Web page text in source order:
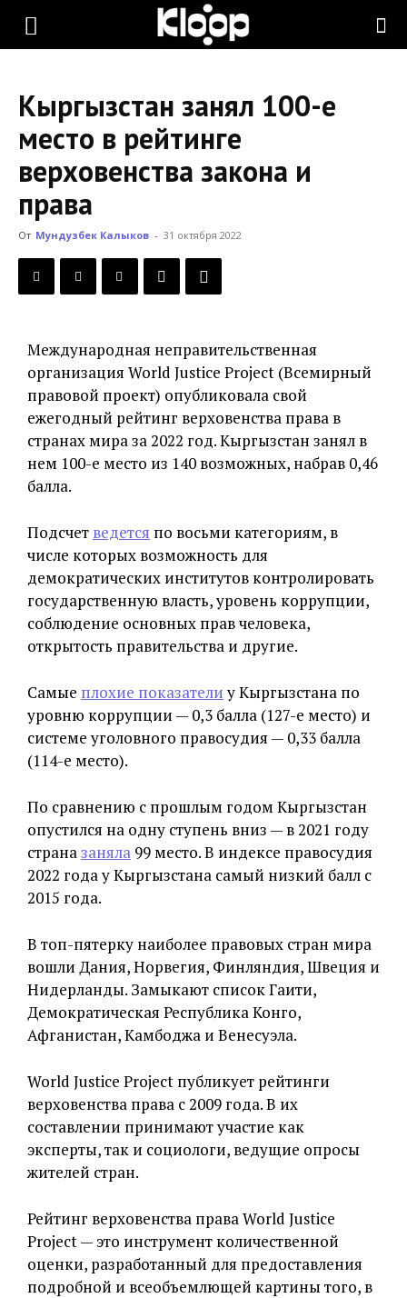
KLOOP.KG
Новости
Кыргызстана
Кыргызстан занял 100-е
место в рейтинге
верховенства закона и
права
От Мундузбек Калыков - 31 октября 2022
Международная неправительственная
организация World Justice Project (Всемирный
правовой проект) опубликовала свой
ежегодный рейтинг верховенства права в
странах мира за 2022 год. Кыргызстан занял в
нем 100-е место из 140 возможных, набрав 0,46
балла.
Подсчет ведется по восьми категориям, в
числе которых возможность для
демократических институтов контролировать
государственную власть, уровень коррупции,
соблюдение основных прав человека,
открытость правительства и другие.
Самые плохие показателиу Кыргызстана по
уровню коррупции — 0,3 балла (127-е место) и
системе уголовного правосудия — 0,33 балла
(114-е место).
По сравнению с прошлым годом Кыргызстан
опустился на одну ступень вниз — в 2021 году
страназаняла 99 место. В индексе правосудия
2022 года у Кыргызстана самый низкий балл с
2015 года.
В топ-пятерку наиболее правовых стран мира
вошли Дания, Норвегия, Финляндия, Швеция и
Нидерланды. Замыкают список Гаити,
Демократическая Республика Конго,
Афганистан, Камбоджа и Венесуэла.
World Justice Project публикует рейтинги
верховенства права с 2009 года. В их
составлении принимают участие как
эксперты, так и социологи, ведущие опросы
жителей стран.
Рейтинг верховенства права World Justice
Project — это инструмент количественной
оценки, разработанный для предоставления
подробной и всеобъемлющей картины того, в